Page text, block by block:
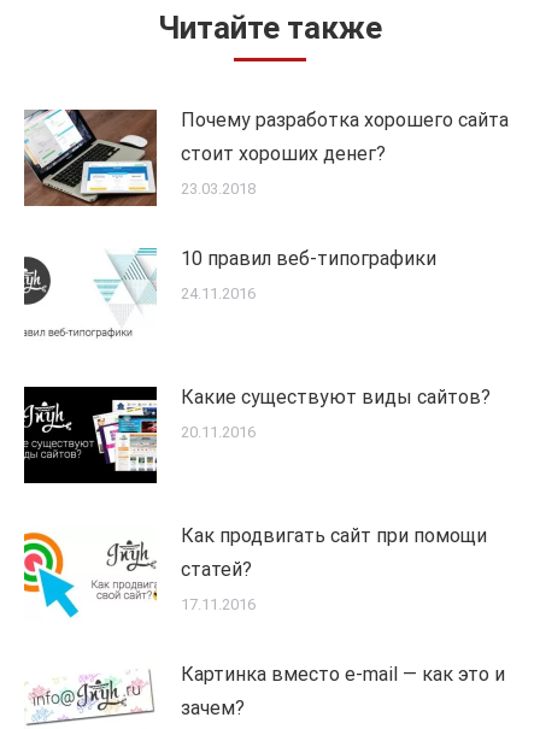
Читайте также
Почему разработка хорошего сайта
стоит хороших денег?
23.03.2018
10 правил веб-типографики
24.11.2016
Какие существуют виды сайтов?
20.11.2016
Как продвигать сайт при помощи
статей?
17.11.2016
Картинка вместо e-mail — как это и
зачем?